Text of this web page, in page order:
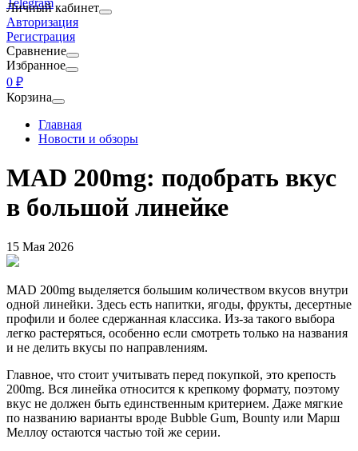
Личный кабинет
Авторизация
Регистрация
Сравнение
Избранное
0 ₽
Корзина
Главная
Новости и обзоры
MAD 200mg: подобрать вкус
в большой линейке
15 Мая 2026
MAD 200mg выделяется большим количеством вкусов внутри
одной линейки. Здесь есть напитки, ягоды, фрукты, десертные
профили и более сдержанная классика. Из-за такого выбора
легко растеряться, особенно если смотреть только на названия
и не делить вкусы по направлениям.
Главное, что стоит учитывать перед покупкой, это крепость
200mg. Вся линейка относится к крепкому формату, поэтому
вкус не должен быть единственным критерием. Даже мягкие
по названию варианты вроде Bubble Gum, Bounty или Марш
Меллоу остаются частью той же серии.